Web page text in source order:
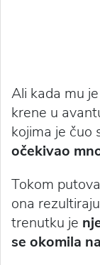
Ali kada mu
krene u
kojima je čuo
očekivao
Tokom
ona
trenutku je
se okomila